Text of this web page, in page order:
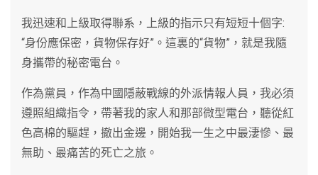
我迅速和上級取得聯系，上級的指示只有短短十個字:
“身份應保密，貨物保存好”。這裏的“貨物”，就是我隨
身攜帶的秘密電台。
作為黨員，作為中國隱蔽戰線的外派情報人員，我必須
遵照組織指令，帶著我的家人和那部微型電台，聽從紅
色高棉的驅趕，撤出金邊，開始我一生之中最淒慘、最
無助、最痛苦的死亡之旅。